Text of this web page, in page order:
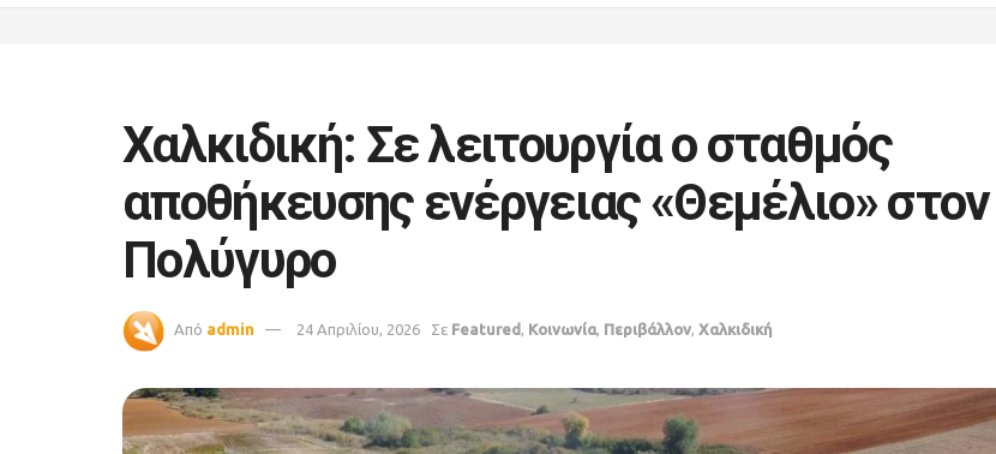
Χαλκιδική: Σε λειτουργία ο σταθμός
αποθήκευσης ενέργειας «Θεμέλιο» στον
Πολύγυρο
Από admin 24 Απριλίου, 2026 Σε Featured Κοινωνία Περιβάλλον Χαλκιδική